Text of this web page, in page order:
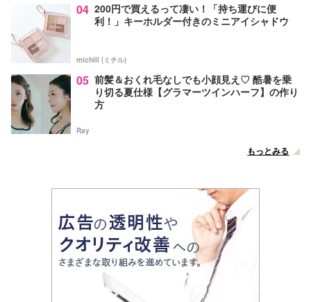
04 200円で買えるって凄い！「持ち運びに便
利！」キーホルダー付きのミニアイシャドウ
michill (ミチル)
05 前髪＆おくれ毛なしでも小顔見え♡ 酷暑を乗
り切る夏仕様【グラマーツインハーフ】の作り
方
Ray
もっとみる